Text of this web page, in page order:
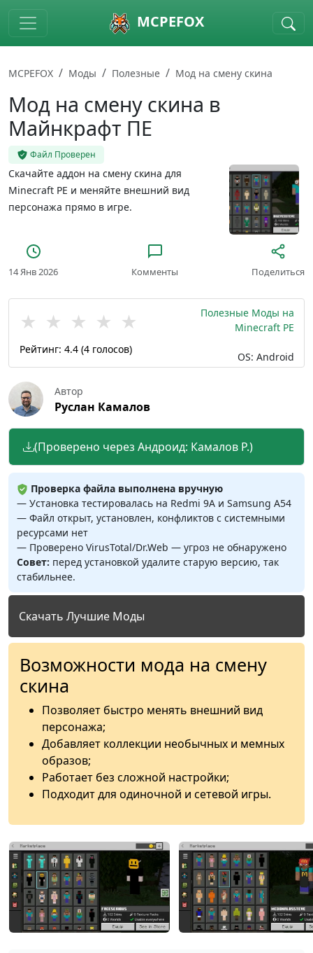
Skip to main content MCPEFOX
MCPEFOX Моды Полезные Мод на смену скина
Мод на смену скина в
Майнкрафт ПЕ
Файл Проверен
Скачайте аддон на смену скина для
Minecraft PE и меняйте внешний вид
персонажа прямо в игре.
14 Янв 2026 Комменты Поделиться
★ ★ ★ ★ ★
Рейтинг: 4.4 (4 голосов)
Полезные Моды на
Minecraft PE
OS: Android
Автор
Руслан Камалов
(Проверено через Андроид: Камалов Р.)
Проверка файла выполнена вручную
— Установка тестировалась на Redmi 9A и Samsung A54
— Файл открыт, установлен, конфликтов с системными
ресурсами нет
— Проверено VirusTotal/Dr.Web — угроз не обнаружено
Совет: перед установкой удалите старую версию, так
стабильнее.
Скачать Лучшие Моды
Возможности мода на смену
скина
Позволяет быстро менять внешний вид
персонажа;
Добавляет коллекции необычных и мемных
образов;
Работает без сложной настройки;
Подходит для одиночной и сетевой игры.